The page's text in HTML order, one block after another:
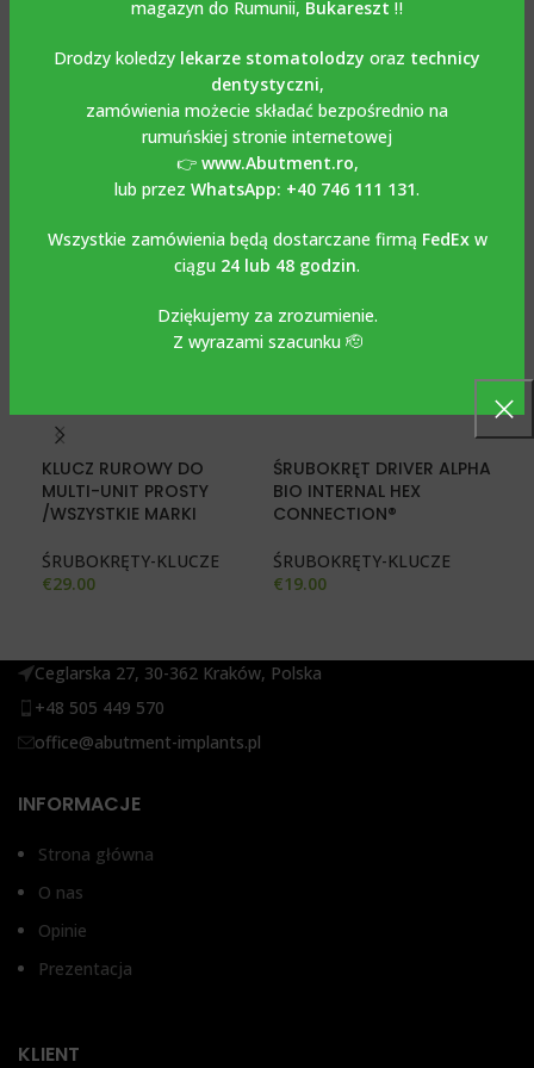
magazyn do Rumunii, Bukareszt ‼️
Drodzy koledzy lekarze stomatolodzy oraz technicy
dentystyczni,
zamówienia możecie składać bezpośrednio na
rumuńskiej stronie internetowej
👉 www.Abutment.ro,
lub przez WhatsApp: +40 746 111 131.
Wszystkie zamówienia będą dostarczane firmą FedExw
ciągu 24 lub 48 godzin.
Dziękujemy za zrozumienie.
Z wyrazami szacunku 🫡
KLUCZE DYNAMOMETRYCZNE
OPINIE (0)
Podobne produkty
KLUCZ RUROWY DO
MULTI-UNIT PROSTY
/WSZYSTKIE MARKI
ŚRUBOKRĘTY-KLUCZE
€29.00
ŚRUBOKRĘT DRIVER ALPHA
BIO INTERNAL HEX
CONNECTION®️
ŚRUBOKRĘTY-KLUCZE
€19.00
Ceglarska 27, 30-362 Kraków, Polska
+48 505 449 570
office@abutment-implants.pl
INFORMACJE
Strona główna
O nas
Opinie
Prezentacja
KLIENT